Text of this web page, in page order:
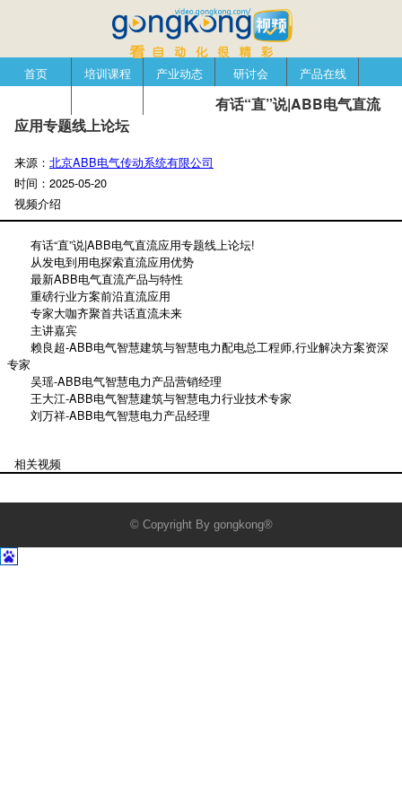
首页 培训课程 产业动态 研讨会
产品在线
有话“直”说|ABB电气直流
应用专题线上论坛
来源： 北京ABB电气传动系统有限公司
时间： 2025-05-20
视频介绍
有话“直”说|ABB电气直流应用专题线上论坛!
从发电到用电探索直流应用优势
最新ABB电气直流产品与特性
重磅行业方案前沿直流应用
专家大咖齐聚首共话直流未来
主讲嘉宾
赖良超-ABB电气智慧建筑与智慧电力配电总工程师,行业解决方案资深
专家
吴瑶-ABB电气智慧电力产品营销经理
王大江-ABB电气智慧建筑与智慧电力行业技术专家
刘万祥-ABB电气智慧电力产品经理
相关视频
© Copyright By gongkong®